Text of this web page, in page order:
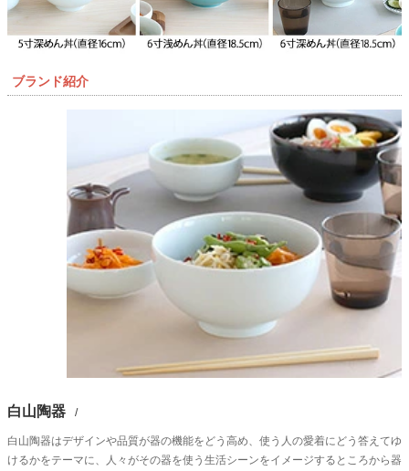
ブランド紹介
白山陶器 /
白山陶器はデザインや品質が器の機能をどう高め、使う人の愛着にどう答えてゆ
けるかをテーマに、人々がその器を使う生活シーンをイメージするところから器